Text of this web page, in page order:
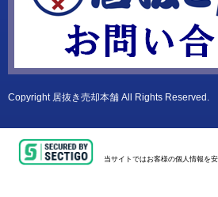
Copyright 居抜き売却本舗 All Rights Reserved.
当サイトではお客様の個人情報を